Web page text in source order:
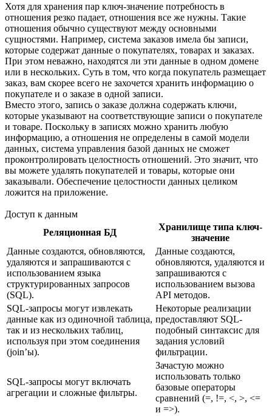
Хотя для хранения пар ключ-значение потребность в
отношения резко падает, отношения все же нужны. Такие
отношения обычно существуют между основными
сущностями. Например, система заказов имела бы записи,
которые содержат данные о покупателях, товарах и заказах.
При этом неважно, находятся ли эти данные в одном домене
или в нескольких. Суть в том, что когда покупатель размещает
заказ, вам скорее всего не захочется хранить информацию о
покупателе и о заказе в одной записи.
Вместо этого, запись о заказе должна содержать ключи,
которые указывают на соответствующие записи о покупателе
и товаре. Поскольку в записях можно хранить любую
информацию, а отношения не определены в самой модели
данных, система управления базой данных не сможет
проконтролировать целостность отношений. Это значит, что
вы можете удалять покупателей и товары, которые они
заказывали. Обеспечение целостности данных целиком
ложится на приложение.
Доступ к данным
Реляционная БД
Хранилище типа ключ-
значение
Данные создаются, обновляются,
удаляются и запрашиваются с
использованием языка
структурированных запросов
(SQL).
Данные создаются,
обновляются, удаляются и
запрашиваются с
использованием вызова
API методов.
SQL-запросы могут извлекать
данные как из одиночной таблица,
так и из нескольких таблиц,
используя при этом соединения
(join’ы).
Некоторые реализации
предоставляют SQL-
подобный синтаксис для
задания условий
фильтрации.
SQL-запросы могут включать
агрегации и сложные фильтры.
Зачастую можно
использовать только
базовые операторы
сравнений (=, !=, <, >, <=
и =>).